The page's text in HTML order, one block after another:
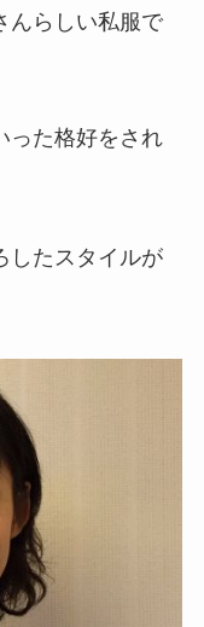
んらしい私服で
った格好をされ
したスタイルが